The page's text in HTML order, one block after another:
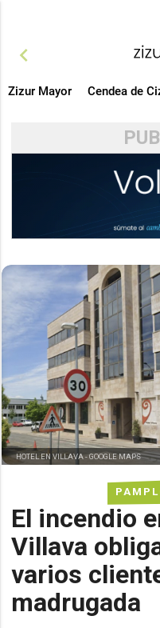
chevron_left
Zizur Mayor Cendea de
El incendio
Villava
varios
madrugada
HOTEL EN VILLAVA -GOOGLE MAPS